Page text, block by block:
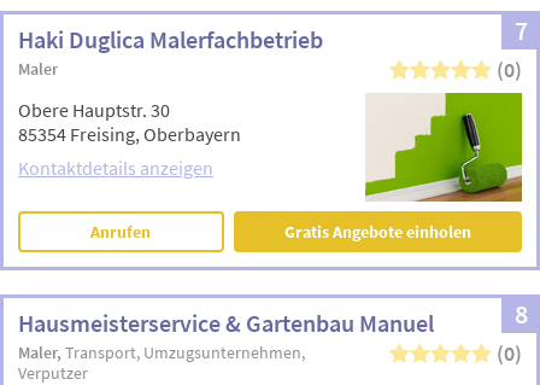
7
Haki Duglica Malerfachbetrieb
Maler (0)
Obere Hauptstr. 30
85354 Freising, Oberbayern
Kontaktdetails anzeigen
Anrufen Gratis Angebote einholen
8
Hausmeisterservice & Gartenbau Manuel
Maler Transport Umzugsunternehmen
Verputzer
(0)